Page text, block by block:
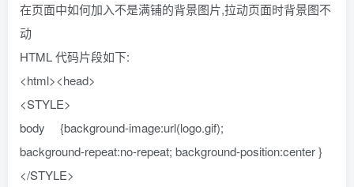
在页面中如何加入不是满铺的背景图片,拉动页面时背景图不
动
HTML 代码片段如下:
<html><head>
<STYLE>
body {background-image:url(logo.gif);
background-repeat:no-repeat; background-position:center }
</STYLE>